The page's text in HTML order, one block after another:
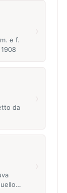
e f.
da